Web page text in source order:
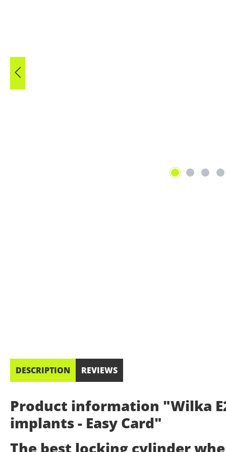
DESCRIPTION REVIEWS
Product information "Wilka
implants - Easy Card"
The best locking cylinder